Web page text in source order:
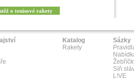
o tenisové rakety
Katalog
Rakety
Sázky
Síň
L!VE